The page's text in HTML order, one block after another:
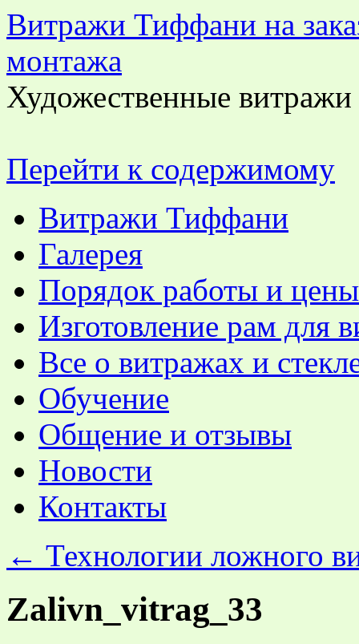
Витражи Тиффани на
монтажа
Художественные
Перейти к содержимому
Витражи Тиффани
Галерея
Порядок работы и цены
Изготовление рам для
Все о витражах и
Обучение
Общение и отзывы
Новости
Контакты
← Технологии ложного
Zalivn_vitrag_33